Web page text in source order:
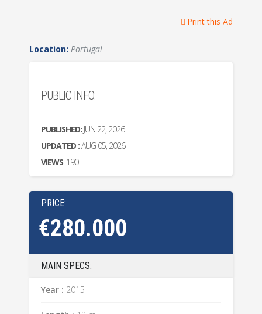
Print this Ad
Location: Portugal
PUBLIC INFO:
PUBLISHED: JUN 22, 2026
UPDATED :AUG 05, 2026
VIEWS: 190
PRICE:
€280.000
MAIN SPECS:
Year : 2015